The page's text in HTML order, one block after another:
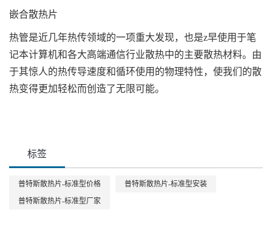
嵌合散热片
热管是近几年热传领域的一项重大发现，也是z早使用于笔
记本计算机和各大高端通信行业散热中的主要散热材料。由
于其惊人的热传导速度和循环使用的物理特性，使我们的散
热变得更加轻松而创造了无限可能。
标签
普特斯散热片-标准型价格
普特斯散热片-标准型安装
普特斯散热片-标准型厂家